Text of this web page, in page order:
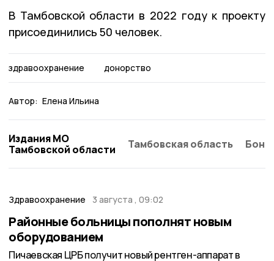
В Тамбовской области в 2022 году к проекту
присоединились 50 человек.
здравоохранение донорство
Автор: Елена Ильина
Издания МО
Тамбовской области
Тамбовская область
Здравоохранение 3 августа , 09:02
Районные больницы пополнят новым
оборудованием
Пичаевская ЦРБ получит новый рентген-аппарат в